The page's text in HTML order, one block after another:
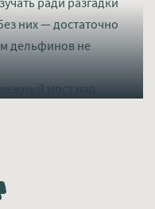
них — достаточно
дельфинов не
мост над